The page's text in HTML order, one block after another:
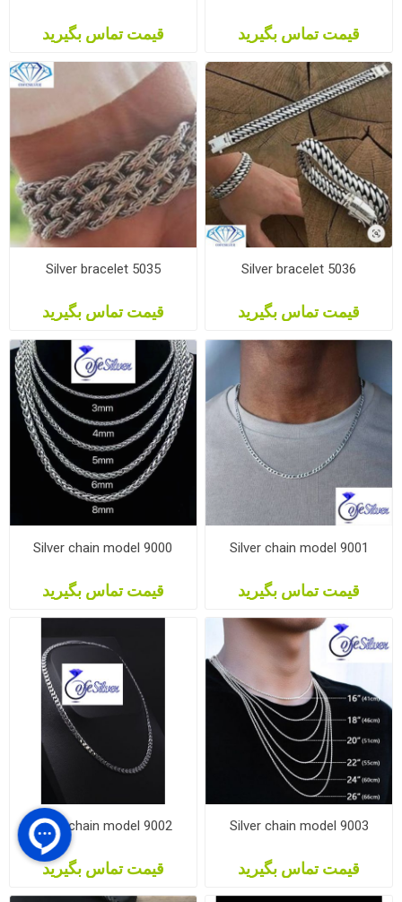
قیمت تماس بگیرید قیمت تماس بگیرید
Silver bracelet 5035
قیمت تماس بگیرید
Silver bracelet 5036
قیمت تماس بگیرید
Silver chain model 9000
قیمت تماس بگیرید
Silver chain model 9001
قیمت تماس بگیرید
Silver chain model 9002
قیمت تماس بگیرید
Silver chain model 9003
قیمت تماس بگیرید